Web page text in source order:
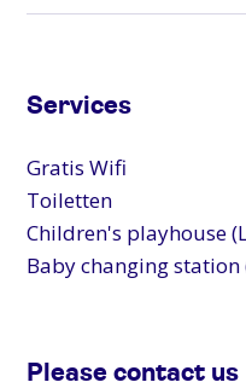
Services
Gratis Wifi
Toiletten
Children's playhouse
Baby changing station
Please contact us